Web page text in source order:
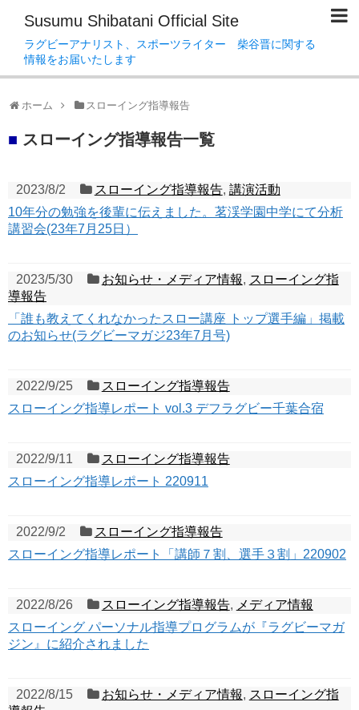
Susumu Shibatani Official Site
ラグビーアナリスト、スポーツライター 柴谷晋に関する
情報をお届いたします
ホーム スローイング指導報告
■ スローイング指導報告一覧
2023/8/2 スローイング指導報告, 講演活動
10年分の勉強を後輩に伝えました。茗渓学園中学にて分析
講習会(23年7月25日）
2023/5/30 お知らせ・メディア情報, スローイング指
導報告
「誰も教えてくれなかったスロー講座 トップ選手編」掲載
のお知らせ(ラグビーマガジ23年7月号)
2022/9/25
スローイング指導報告
スローイング指導レポート vol.3 デフラグビー千葉合宿
2022/9/11
スローイング指導報告
スローイング指導レポート 220911
2022/9/2
スローイング指導報告
スローイング指導レポート「講師７割、選手３割」220902
2022/8/26 スローイング指導報告, メディア情報
スローイング パーソナル指導プログラムが『ラグビーマガ
ジン』に紹介されました
2022/8/15 お知らせ・メディア情報, スローイング指